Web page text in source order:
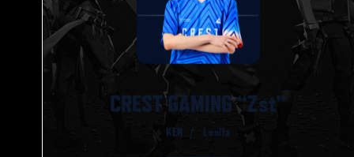
CREST GAMING “Zst”
KEN / Leolla